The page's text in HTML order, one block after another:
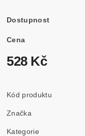
Dostupnost
Cena
528 Kč
Kód produktu
Značka
Kategorie